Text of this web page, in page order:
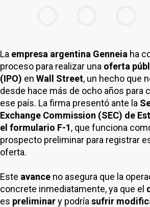
La empresa argentina Genneia ha
proceso para realizar una oferta
(IPO) en Wall Street, un hecho que
desde hace más de ocho años para
ese país. La firma presentó ante la
Exchange Commission (SEC) de
el formulario F-1, que funciona
prospecto preliminar para registrar
oferta.
Este avance no asegura que la
concrete inmediatamente, ya que el
es preliminary podría sufrir